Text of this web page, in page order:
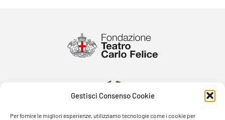
Gestisci Consenso Cookie
Per fornire le migliori esperienze, utilizziamo tecnologie come i cookie per